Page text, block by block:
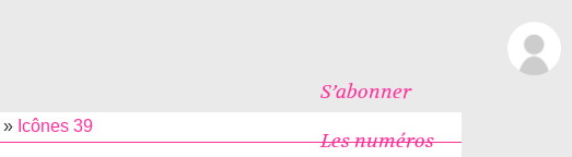
S’abonner
Les numéros
» Icônes 39